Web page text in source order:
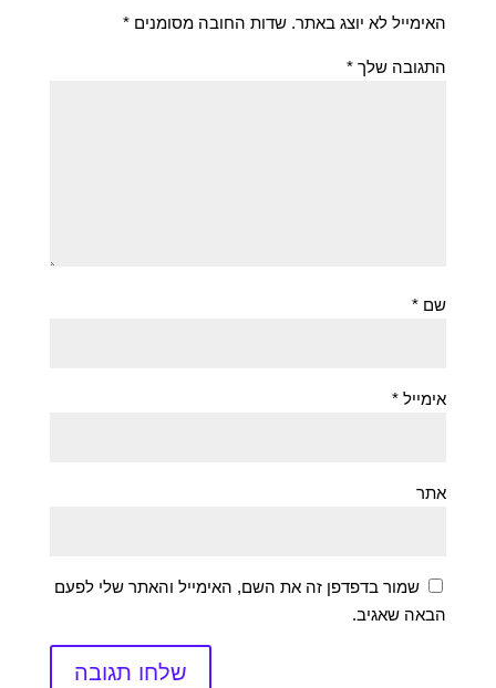
האימייל לא יוצג באתר. שדות החובה מסומנים *
התגובה שלך *
שם *
אימייל *
אתר
שמור בדפדפן זה את השם, האימייל והאתר שלי לפעם
הבאה שאגיב.